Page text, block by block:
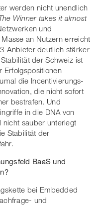
werden nicht unendlich
Winner takes it almost
und
an Nutzern erreicht
Anbieter deutlich stärker
der Schweiz ist
Erfolgspositionen
die Incentivierungs-
die nicht sofort
bestrafen. Und
in die DNA von
nicht sauber unterlegt
Stabilität der
BaaS und
bei Embedded
und